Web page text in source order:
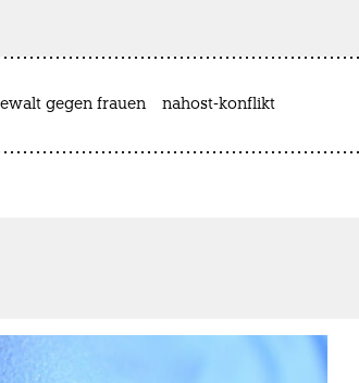
gegen frauen nahost-konflikt